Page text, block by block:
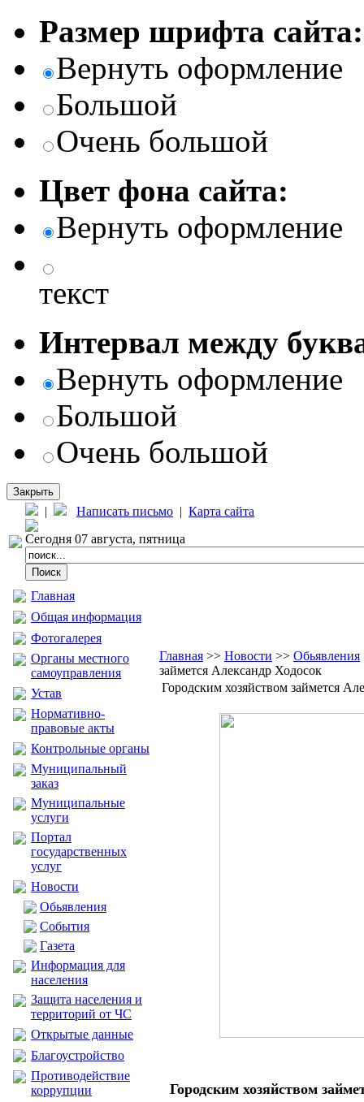
Размер шрифта сайта:
Вернуть оформление
Большой
Очень большой
Цвет фона сайта:
Вернуть оформление
текст
Интервал между
Вернуть оформление
Большой
Очень большой
Закрыть
| Написать письмо | Карта сайта
Сегодня 07 августа, пятница
Главная
Общая информация
Фотогалерея
Органы местного
самоуправления
Устав
Нормативно-
правовые акты
Контрольные органы
Муниципальный
заказ
Муниципальные
услуги
Портал
государственных
услуг
Новости
Обьявления
События
Газета
Информация для
населения
Защита населения и
территорий от ЧС
Открытые данные
Благоустройство
Противодействие
коррупции
Главная >> Новости >> Обьявления
займется Александр Ходосок
Городским хозяйством займется
Городским хозяйством